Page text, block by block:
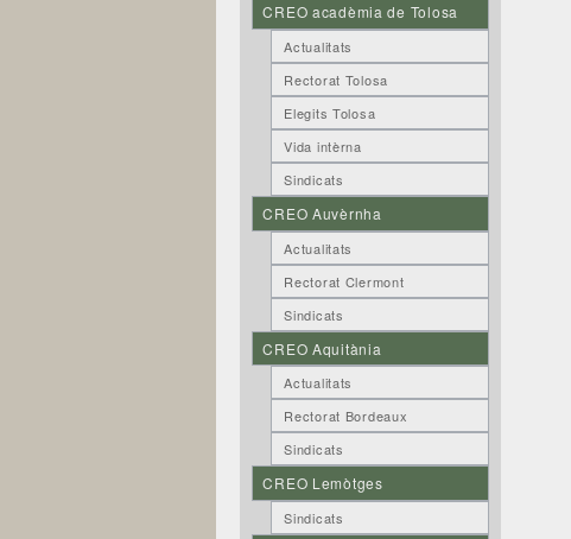
CREO acadèmia de Tolosa
Actualitats
Rectorat Tolosa
Elegits Tolosa
Vida intèrna
Sindicats
CREO Auvèrnha
Actualitats
Rectorat Clermont
Sindicats
CREO Aquitània
Actualitats
Rectorat Bordeaux
Sindicats
CREO Lemòtges
Sindicats